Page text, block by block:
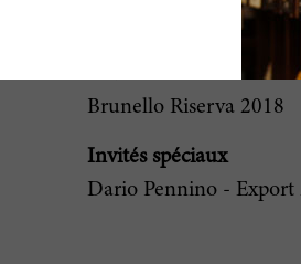
Brunello 2019
Brunello Riserva 2018
Invités spéciaux
Dario Pennino - Export